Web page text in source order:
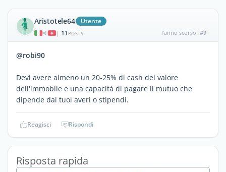
Aristotele64 Utente
| 11 POSTS l'anno scorso #9
@robi90
Devi avere almeno un 20-25% di cash del valore
dell'immobile e una capacità di pagare il mutuo che
dipende dai tuoi averi o stipendi.
Reagisci Rispondi
Risposta rapida